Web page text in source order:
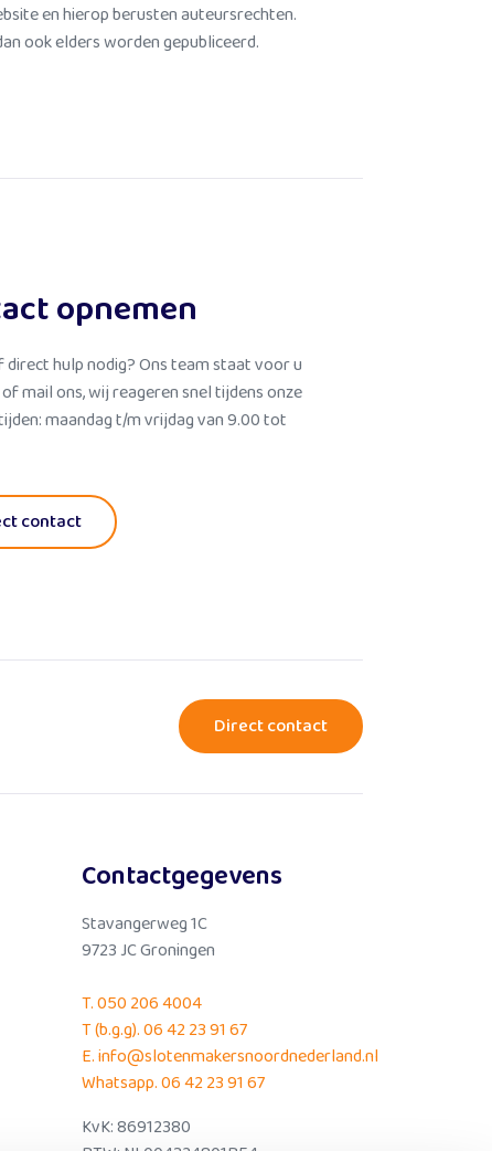
en hierop berusten auteursrechten.
ook elders worden gepubliceerd.
opnemen
direct hulp nodig? Ons team staat voor u
mail ons, wij reageren snel tijdens onze
maandag t/m vrijdag van 9.00 tot
contact
Direct contact
Contactgegevens
Stavangerweg 1C
9723 JC Groningen
T. 050 206 4004
T (b.g.g). 06 42 23 91 67
E. info@slotenmakersnoordnederland.nl
Whatsapp. 06 42 23 91 67
KvK:86912380